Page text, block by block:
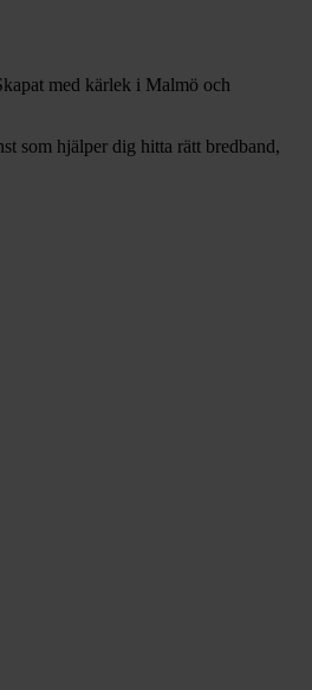
med kärlek i Malmö och
som hjälper dig hitta rätt bredband,